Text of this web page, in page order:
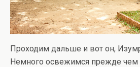
Проходим дальше и вот он,
Немного освежимся прежде чем